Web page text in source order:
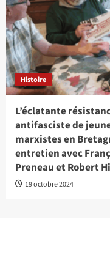
Histoire
L’éclatante
antifasciste de
marxistes en
entretien avec
Preneau et Robert
19 octobre 2024